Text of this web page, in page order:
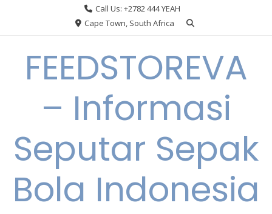
Call Us: +2782 444 YEAH
Cape Town, South Africa
FEEDSTOREVA
– Informasi
Seputar Sepak
Bola Indonesia